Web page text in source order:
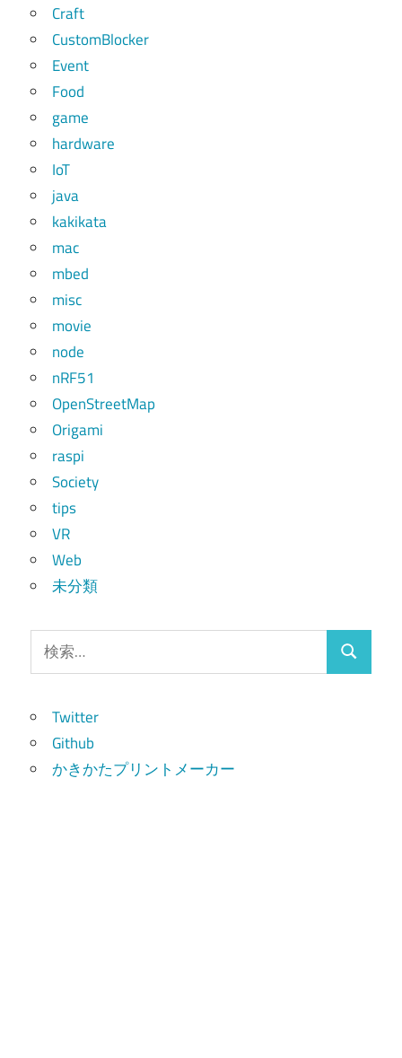
Craft
CustomBlocker
Event
Food
game
hardware
IoT
java
kakikata
mac
mbed
misc
movie
node
nRF51
OpenStreetMap
Origami
raspi
Society
tips
VR
Web
未分類
索:
検
Twitter
Github
かきかたプリントメーカー